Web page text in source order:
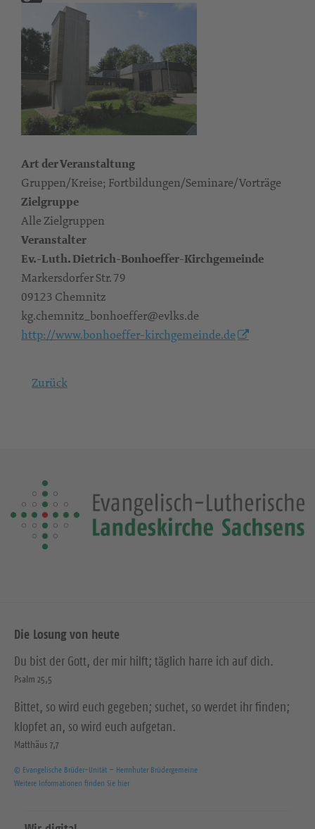
Art der Veranstaltung
Gruppen/Kreise; Fortbildungen/Seminare/Vorträge
Zielgruppe
Alle Zielgruppen
Veranstalter
Ev.-Luth. Dietrich-Bonhoeffer-Kirchgemeinde
Markersdorfer Str. 79
09123 Chemnitz
kg.chemnitz_bonhoeffer@evlks.de
http://www.bonhoeffer-kirchgemeinde.de
Zurück
Die Losung von heute
Du bist der Gott, der mir hilft; täglich harre ich auf dich.
Psalm 25,5
Bittet, so wird euch gegeben; suchet, so werdet ihr finden;
klopfet an, so wird euch aufgetan.
Matthäus 7,7
© Evangelische Brüder-Unität – Herrnhuter Brüdergemeine
Weitere Informationen finden Sie hier